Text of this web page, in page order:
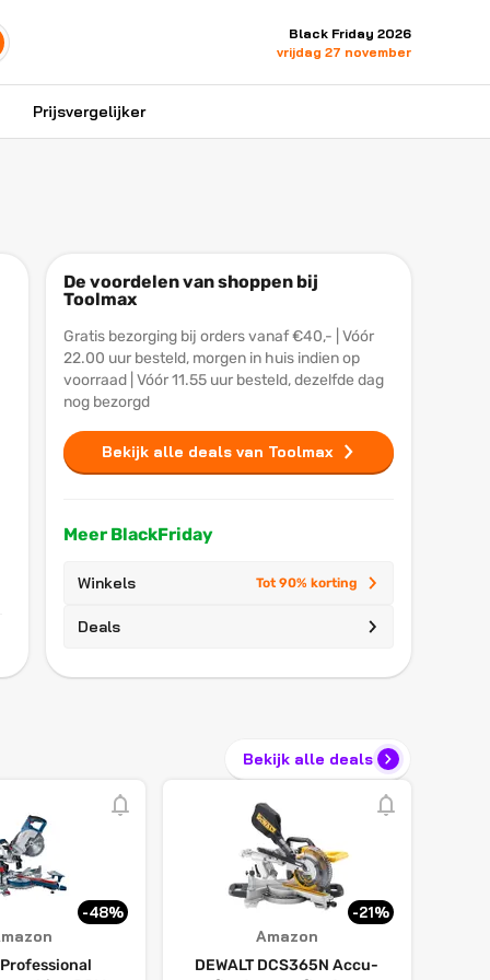
Black Friday 2026
vrijdag 27 november
Prijsvergelijker
De voordelen van shoppen bij
Toolmax
Gratis bezorging bij orders vanaf €40,- | Vóór
22.00 uur besteld, morgen in huis indien op
voorraad | Vóór 11.55 uur besteld, dezelfde dag
nog bezorgd
Bekijk alle deals van Toolmax
Meer BlackFriday
Winkels Tot 90% korting
Deals
Bekijk alle deals
-48% -21%
Amazon
DEWALT DCS365N Accu-